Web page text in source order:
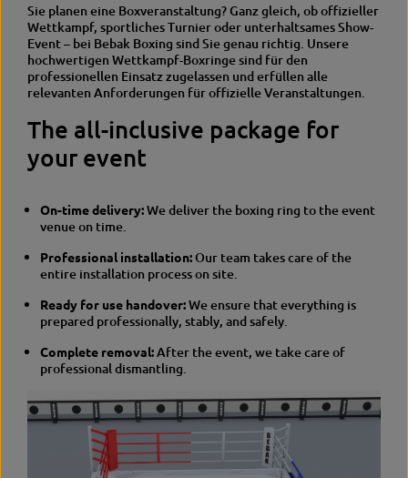
Sie planen eine Boxveranstaltung? Ganz gleich, ob offizieller
Wettkampf, sportliches Turnier oder unterhaltsames Show-
Event – bei Bebak Boxing sind Sie genau richtig. Unsere
hochwertigen Wettkampf-Boxringe sind für den
professionellen Einsatz zugelassen und erfüllen alle
relevanten Anforderungen für offizielle Veranstaltungen.
The all-inclusive package for
your event
On-time delivery:We deliver the boxing ring to the event
venue on time.
Professional installation:Our team takes care of the
entire installation process on site.
Ready for use handover:We ensure that everything is
prepared professionally, stably, and safely.
Complete removal:After the event, we take care of
professional dismantling.